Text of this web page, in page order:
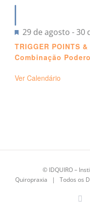
Destacado
29 de agosto -30
TRIGGER POINTS
Combinação
Ver Calendário
© IDQUIRO–
Quiropraxia | Todos os